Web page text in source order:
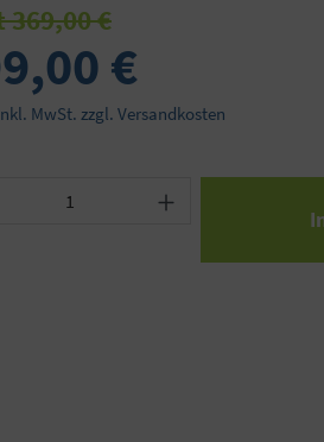
€
€
MwSt. zzgl. Versandkosten
Anzahl: Gib den